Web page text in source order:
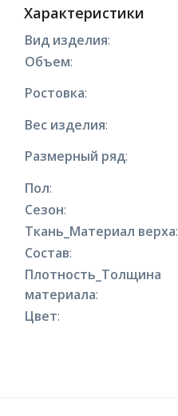
Характеристики
Вид изделия:
Объем:
Ростовка:
Вес изделия:
Размерный ряд:
Пол:
Сезон:
Ткань_Материал верха:
Состав:
Плотность_Толщина
материала:
Цвет: